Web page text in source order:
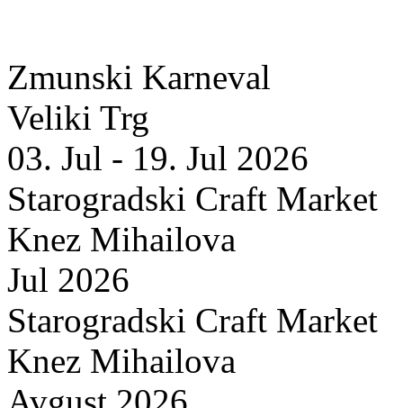
Zmunski Karneval
Veliki Trg
03. Jul - 19. Jul 2026
Starogradski Craft Market
Knez Mihailova
Jul 2026
Starogradski Craft Market
Knez Mihailova